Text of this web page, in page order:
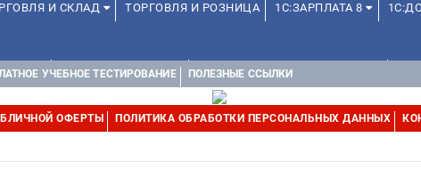
И СКЛАД ТОРГОВЛЯ И РОЗНИЦА 1С:ЗАРПЛАТА 8
1С ДЛЯ ШКОЛЬНИКОВ 1С:УПРАВЛЕНИЕ ХОЛДИНГОМ
УЧЕБНОЕ ТЕСТИРОВАНИЕ ПОЛЕЗНЫЕ ССЫЛКИ
ОФЕРТЫ ПОЛИТИКА ОБРАБОТКИ ПЕРСОНАЛЬНЫХ ДАННЫХ